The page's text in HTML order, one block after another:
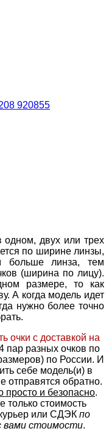
одном, двух или трех
по ширине линзы,
линза, тем
(ширина по лицу).
размере, то как
А когда модель идет
нужно более точно
очки с доставкой на
пар разных очков по
по России. И
себе модель(и) в
обратно.
просто и безопасно.
только стоимость
или СДЭК по
вами стоимости.